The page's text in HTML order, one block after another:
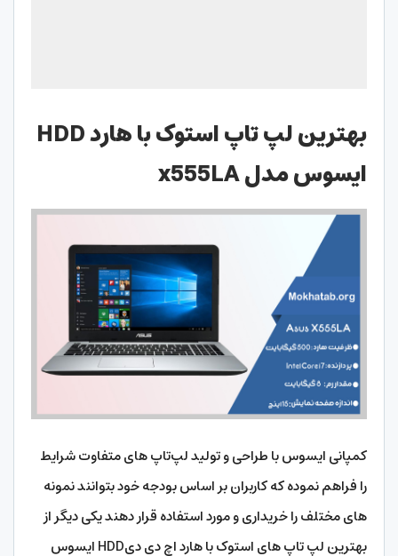
بهترین لپ تاپ استوک با هارد HDD
ایسوس مدل x555LA
کمپانی ایسوس با طراحی و تولید لپ‌تاپ‌ های متفاوت شرایط
را فراهم نموده که کاربران بر اساس بودجه خود بتوانند نمونه
های مختلف را خریداری و مورد استفاده قرار دهند یکی دیگر از
بهترین لپ تاپ های استوک با هارد اچ دی دیHDD ایسوس